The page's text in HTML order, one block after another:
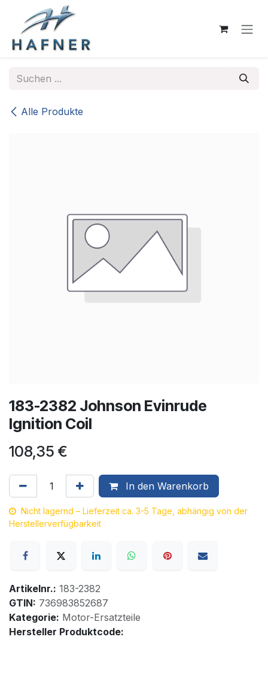
Zum Inhalt springen
Alle Produkte
183-2382 Johnson Evinrude
Ignition Coil
108,35 €
In den Warenkorb
Nicht lagernd – Lieferzeit ca. 3-5 Tage, abhängig von der
Herstellerverfügbarkeit
Artikelnr.: 183-2382
GTIN: 736983852687
Kategorie: Motor-Ersatzteile
Hersteller Produktcode: